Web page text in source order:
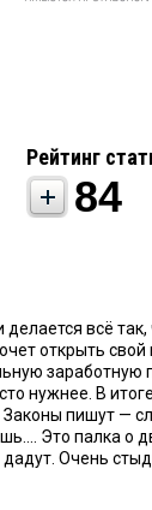
Рейтинг
84
всё
открыть
заработную
нужнее. В
пишут —
Это палка о
Очень